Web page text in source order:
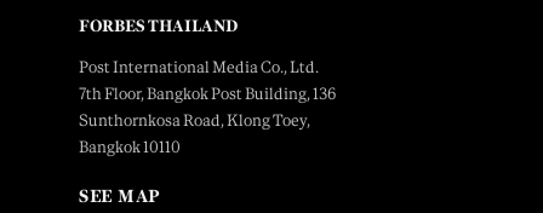
FORBES THAILAND
Post International Media Co., Ltd.
7th Floor, Bangkok Post Building, 136
Sunthornkosa Road, Klong Toey,
Bangkok 10110
SEE MAP